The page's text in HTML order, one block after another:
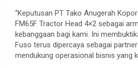
“Keputusan PT Tako Anugerah
FM65F Tractor Head 4×2 sebagai
kebanggaan bagi kami. Ini
Fuso terus dipercaya sebagai
mendukung operasional bisnis yang